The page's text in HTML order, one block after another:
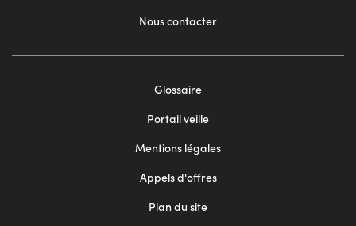
Nous contacter
Glossaire
Portail veille
Mentions légales
Appels d'offres
Plan du site